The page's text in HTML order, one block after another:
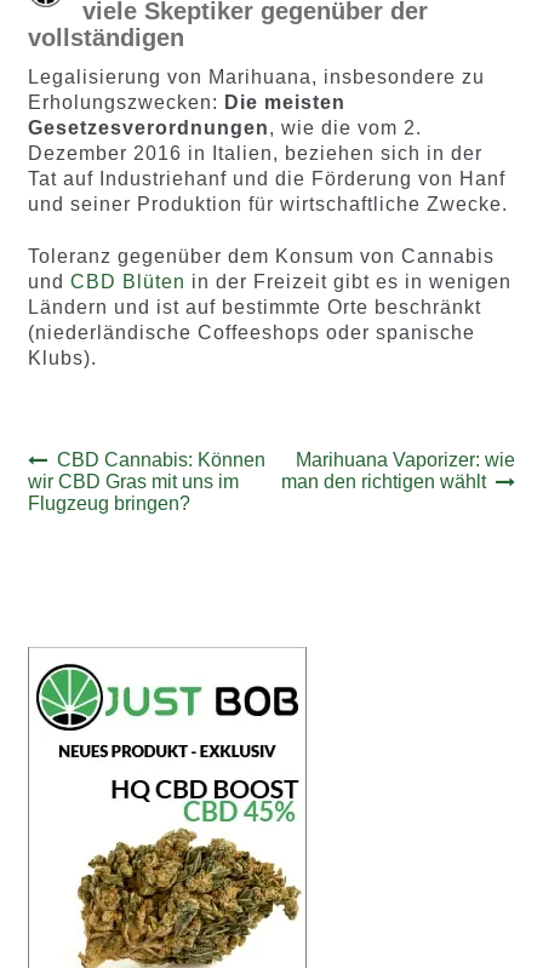
viele Skeptiker gegenüber der
vollständigen
Legalisierung von Marihuana, insbesondere zu
Erholungszwecken: Die meisten
Gesetzesverordnungen, wie die vom 2.
Dezember 2016 in Italien, beziehen sich in der
Tat auf Industriehanf und die Förderung von Hanf
und seiner Produktion für wirtschaftliche Zwecke.
Toleranz gegenüber dem Konsum von Cannabis
und CBD Blüten in der Freizeit gibt es in wenigen
Ländern und ist auf bestimmte Orte beschränkt
(niederländische Coffeeshops oder spanische
Klubs).
Beitrags-
Navigation
Vorheriger
Beitrag:
CBD Cannabis: Können
wir CBD Gras mit uns im
Flugzeug bringen?
Nächster
Beitrag:
Marihuana Vaporizer: wie
man den richtigen wählt